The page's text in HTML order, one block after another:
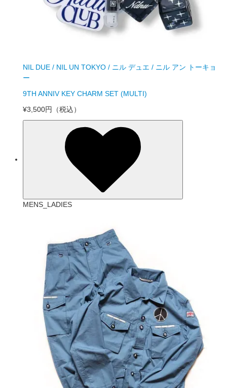
NIL DUE / NIL UN TOKYO / ニル デュエ / ニル アン トーキョ
ー
9TH ANNIV KEY CHARM SET (MULTI)
¥3,500円
（税込）
MENS_LADIES